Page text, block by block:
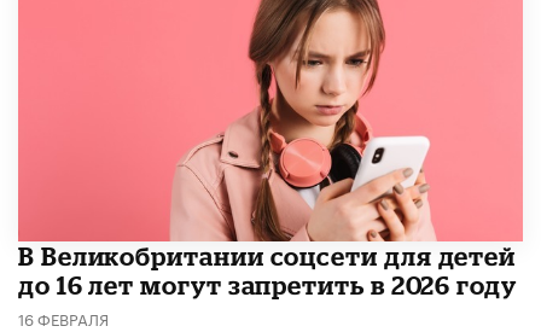
В Великобритании соцсети для детей
до 16 лет могут запретить в 2026 году
16 ФЕВРАЛЯ